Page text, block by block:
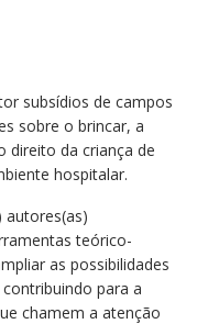
subsídios de campos
sobre o brincar, a
direito da criança de
hospitalar.
autores(as)
teórico-
as possibilidades
para a
chamem a atenção